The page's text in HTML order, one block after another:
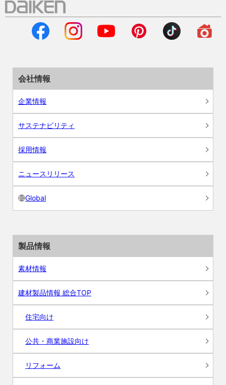
会社情報
企業情報
サステナビリティ
採用情報
ニュースリリース
Global
製品情報
素材情報
建材製品情報 総合TOP
住宅向け
公共・商業施設向け
リフォーム